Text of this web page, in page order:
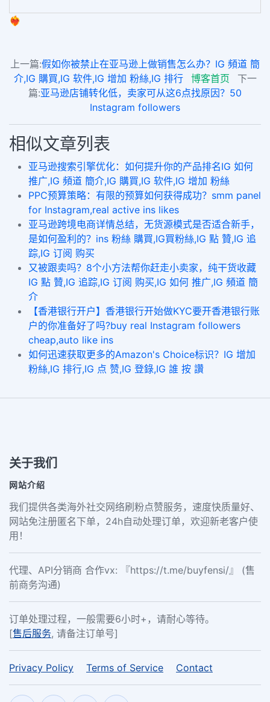
❤️‍🔥
上一篇:假如你被禁止在亚马逊上做销售怎么办？IG 頻道 簡
介,IG 購買,IG 软件,IG 增加 粉絲,IG 排行
博客首页
下一
篇:亚马逊店铺转化低，卖家可从这6点找原因？50
Instagram followers
相似文章列表
亚马逊搜索引擎优化：如何提升你的产品排名IG 如何
推广,IG 頻道 簡介,IG 購買,IG 软件,IG 增加 粉絲
​PPC预算策略：有限的预算如何获得成功？smm panel
for Instagram,real active ins likes
亚马逊跨境电商详情总结，无货源模式是否适合新手，
是如何盈利的？ins 粉絲 購買,IG買粉絲,IG 點 贊,IG 追
踪,IG 订阅 购买
又被跟卖吗？8个小方法帮你赶走小卖家，纯干货收藏
IG 點 贊,IG 追踪,IG 订阅 购买,IG 如何 推广,IG 頻道 簡
介
【香港银行开户】香港银行开始做KYC要开香港银行账
户的你准备好了吗?buy real Instagram followers
cheap,auto like ins
如何迅速获取更多的Amazon's Choice标识？IG 增加
粉絲,IG 排行,IG 点 赞,IG 登錄,IG 誰 按 讚
关于我们
网站介绍
我们提供各类海外社交网络刷粉点赞服务，速度快质量好、
网站免注册匿名下单，24h自动处理订单，欢迎新老客户使
用！
代理、API分销商 合作vx: 『https://t.me/buyfensi/』 (售
前商务沟通)
订单处理过程，一般需要6小时+，请耐心等待。
[售后服务, 请备注订单号]
Privacy Policy Terms of Service Contact